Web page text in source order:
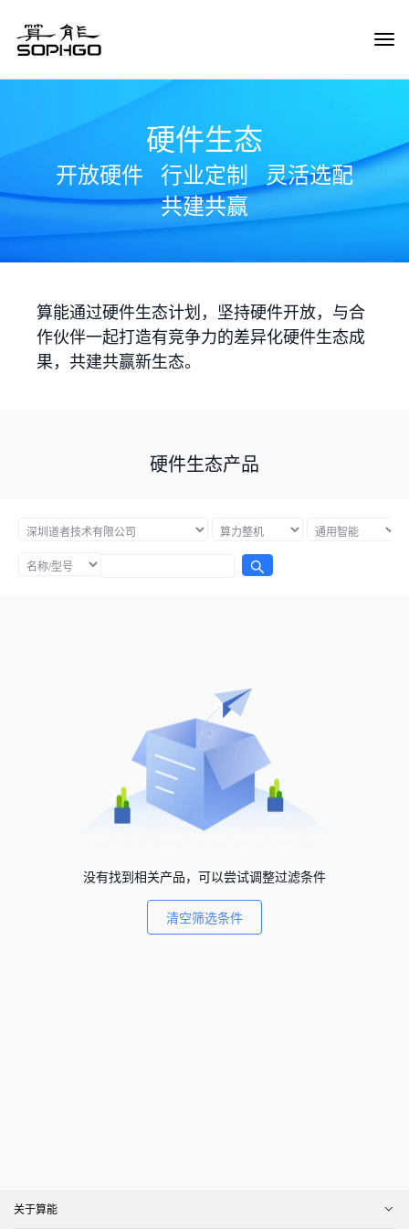
硬件生态
开放硬件 行业定制
灵活选配
共建共赢
算能通过硬件生态计划，坚持硬件开放，与合
作伙伴一起打造有竞争力的差异化硬件生态成
果，共建共赢新生态。
硬件生态产品
没有找到相关产品，可以尝试调整过滤条件
清空筛选条件
关于算能